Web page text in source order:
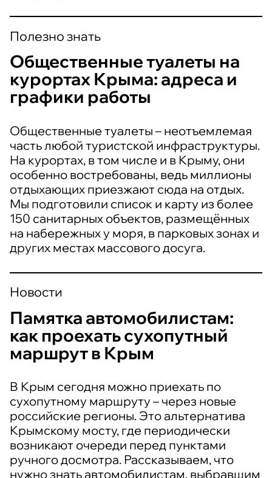
Полезно знать
Общественные туалеты на
курортах Крыма: адреса и
графики работы
Общественные туалеты – неотъемлемая
часть любой туристской инфраструктуры.
На курортах, в том числе и в Крыму, они
особенно востребованы, ведь миллионы
отдыхающих приезжают сюда на отдых.
Мы подготовили список и карту из более
150 санитарных объектов, размещённых
на набережных у моря, в парковых зонах и
других местах массового досуга.
Новости
Памятка автомобилистам:
как проехать сухопутный
маршрут в Крым
В Крым сегодня можно приехать по
сухопутному маршруту – через новые
российские регионы. Это альтернатива
Крымскому мосту, где периодически
возникают очереди перед пунктами
ручного досмотра. Рассказываем, что
нужно знать автомобилистам, выбравшим